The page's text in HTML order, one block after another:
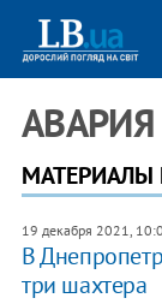
МАТЕРИАЛЫ
19 декабря 2021,
В
три шахтера